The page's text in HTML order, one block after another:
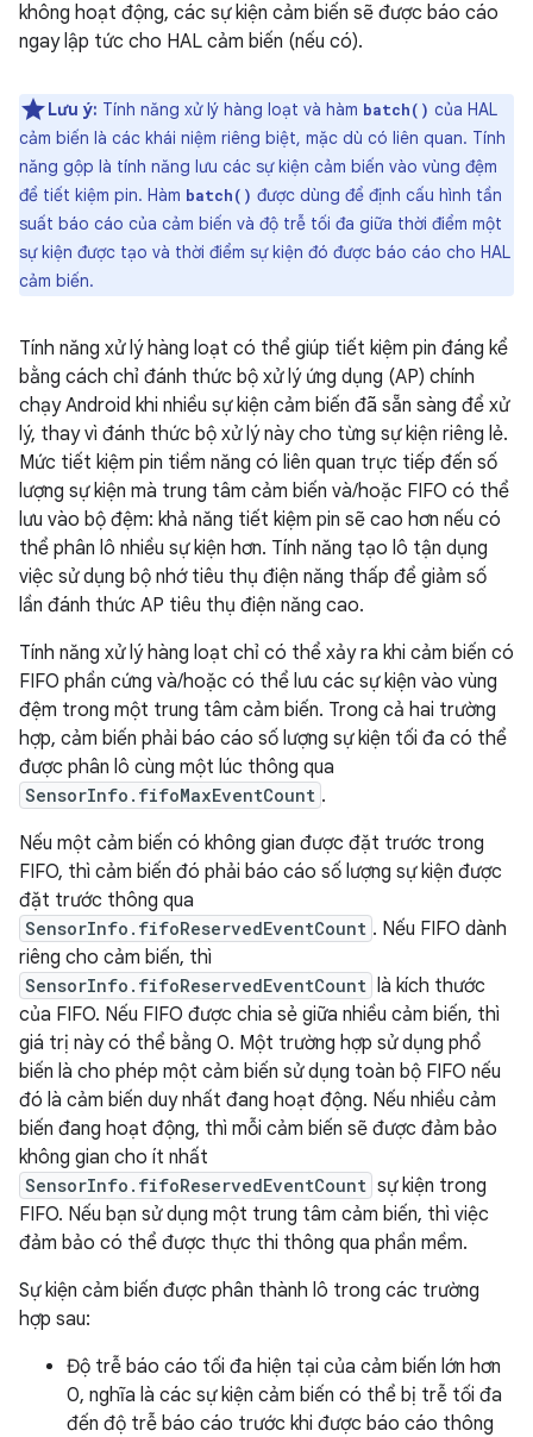
không hoạt động, các sự kiện cảm biến sẽ được báo cáo
ngay lập tức cho HAL cảm biến (nếu có).
Lưu ý: Tính năng xử lý hàng loạt và hàm batch() của HAL
cảm biến là các khái niệm riêng biệt, mặc dù có liên quan. Tính
năng gộp là tính năng lưu các sự kiện cảm biến vào vùng đệm
để tiết kiệm pin. Hàm batch() được dùng để định cấu hình tần
suất báo cáo của cảm biến và độ trễ tối đa giữa thời điểm một
sự kiện được tạo và thời điểm sự kiện đó được báo cáo cho HAL
cảm biến.
Tính năng xử lý hàng loạt có thể giúp tiết kiệm pin đáng kể
bằng cách chỉ đánh thức bộ xử lý ứng dụng (AP) chính
chạy Android khi nhiều sự kiện cảm biến đã sẵn sàng để xử
lý, thay vì đánh thức bộ xử lý này cho từng sự kiện riêng lẻ.
Mức tiết kiệm pin tiềm năng có liên quan trực tiếp đến số
lượng sự kiện mà trung tâm cảm biến và/hoặc FIFO có thể
lưu vào bộ đệm: khả năng tiết kiệm pin sẽ cao hơn nếu có
thể phân lô nhiều sự kiện hơn. Tính năng tạo lô tận dụng
việc sử dụng bộ nhớ tiêu thụ điện năng thấp để giảm số
lần đánh thức AP tiêu thụ điện năng cao.
Tính năng xử lý hàng loạt chỉ có thể xảy ra khi cảm biến có
FIFO phần cứng và/hoặc có thể lưu các sự kiện vào vùng
đệm trong một trung tâm cảm biến. Trong cả hai trường
hợp, cảm biến phải báo cáo số lượng sự kiện tối đa có thể
được phân lô cùng một lúc thông qua
SensorInfo.fifoMaxEventCount .
Nếu một cảm biến có không gian được đặt trước trong
FIFO, thì cảm biến đó phải báo cáo số lượng sự kiện được
đặt trước thông qua
SensorInfo.fifoReservedEventCount . Nếu FIFO dành
riêng cho cảm biến, thì
SensorInfo.fifoReservedEventCount là kích thước
của FIFO. Nếu FIFO được chia sẻ giữa nhiều cảm biến, thì
giá trị này có thể bằng 0. Một trường hợp sử dụng phổ
biến là cho phép một cảm biến sử dụng toàn bộ FIFO nếu
đó là cảm biến duy nhất đang hoạt động. Nếu nhiều cảm
biến đang hoạt động, thì mỗi cảm biến sẽ được đảm bảo
không gian cho ít nhất
SensorInfo.fifoReservedEventCount sự kiện trong
FIFO. Nếu bạn sử dụng một trung tâm cảm biến, thì việc
đảm bảo có thể được thực thi thông qua phần mềm.
Sự kiện cảm biến được phân thành lô trong các trường
hợp sau:
Độ trễ báo cáo tối đa hiện tại của cảm biến lớn hơn
0, nghĩa là các sự kiện cảm biến có thể bị trễ tối đa
đến độ trễ báo cáo trước khi được báo cáo thông